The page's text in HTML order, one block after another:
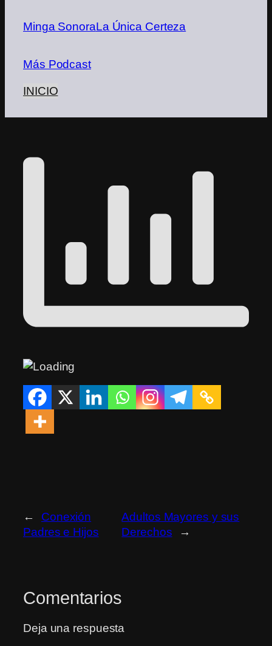
Minga SonoraLa Única Certeza
Más Podcast
INICIO
←
Conexión
Padres e Hijos
Adultos Mayores y sus
Derechos
→
Comentarios
Deja una respuesta